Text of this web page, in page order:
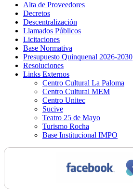
Alta de Proveedores
Decretos
Descentralización
Llamados Públicos
Licitaciones
Base Normativa
Presupuesto Quinquenal 2026-2030
Resoluciones
Links Externos
Centro Cultural La Paloma
Centro Cultural MEM
Centro Unitec
Sucive
Teatro 25 de Mayo
Turismo Rocha
Base Institucional IMPO